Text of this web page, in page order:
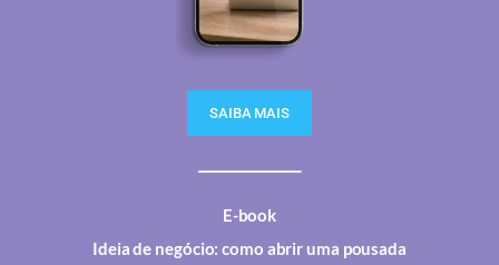
SAIBA MAIS
E-book
Ideia de negócio: como abrir uma pousada